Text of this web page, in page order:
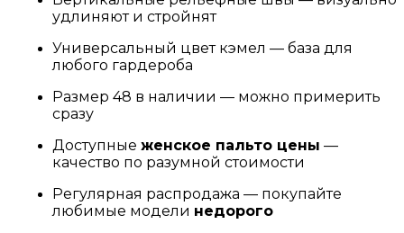
удлиняют и стройнят
Универсальный цвет кэмел — база для
любого гардероба
Размер 48 в наличии — можно примерить
сразу
Доступные женское пальто цены —
качество по разумной стоимости
Регулярная распродажа — покупайте
любимые модели недорого